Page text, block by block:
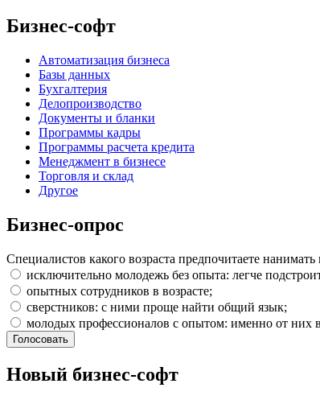
Бизнес-софт
Автоматизация бизнеса
Базы данных
Бухгалтерия
Делопроизводство
Документы и бланки
Программы кадры
Программы расчета кредита
Менеджмент в бизнесе
Торговля и склад
Другое
Бизнес-опрос
Специалистов какого возраста предпочитаете нанимать
исключительно молодежь без опыта: легче
опытных сотрудников в возрасте;
сверстников: с ними проще найти общий язык;
молодых профессионалов с опытом: именно от них
Новый бизнес-софт